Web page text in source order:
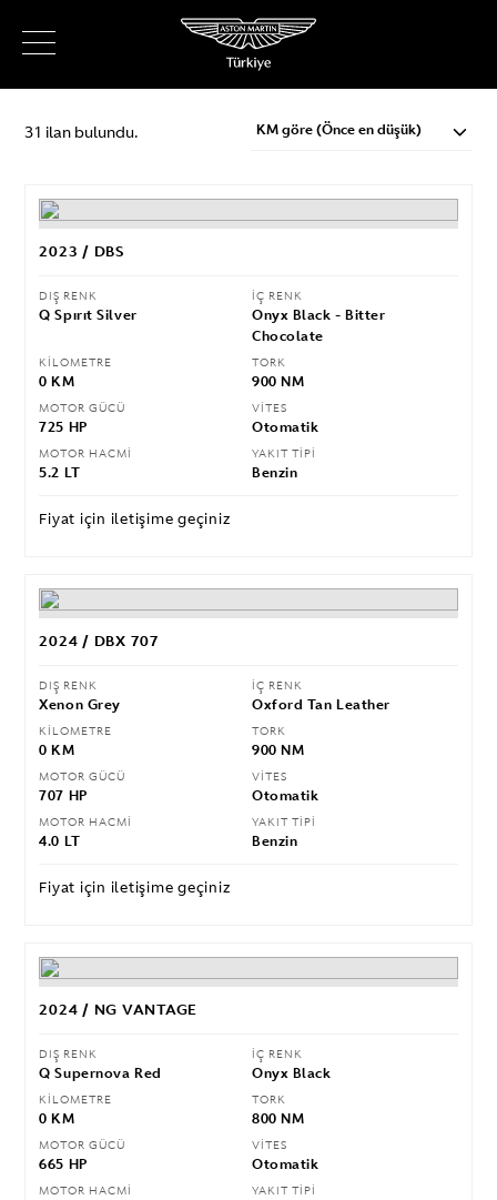
31 ilan bulundu. KM göre (Önce en düşük)
2023 / DBS
DIŞ RENK
Q Spırıt Silver
İÇ RENK
Onyx Black - Bitter
Chocolate
KİLOMETRE
0 KM
TORK
900 NM
MOTOR GÜCÜ
725 HP
VİTES
Otomatik
MOTOR HACMİ
5.2 LT
YAKIT TİPİ
Benzin
Fiyat için iletişime geçiniz
2024 / DBX 707
DIŞ RENK
Xenon Grey
İÇ RENK
Oxford Tan Leather
KİLOMETRE
0 KM
TORK
900 NM
MOTOR GÜCÜ
707 HP
VİTES
Otomatik
MOTOR HACMİ
4.0 LT
YAKIT TİPİ
Benzin
Fiyat için iletişime geçiniz
2024 / NG VANTAGE
DIŞ RENK
Q Supernova Red
İÇ RENK
Onyx Black
KİLOMETRE
0 KM
TORK
800 NM
MOTOR GÜCÜ
665 HP
VİTES
Otomatik
MOTOR HACMİ YAKIT TİPİ